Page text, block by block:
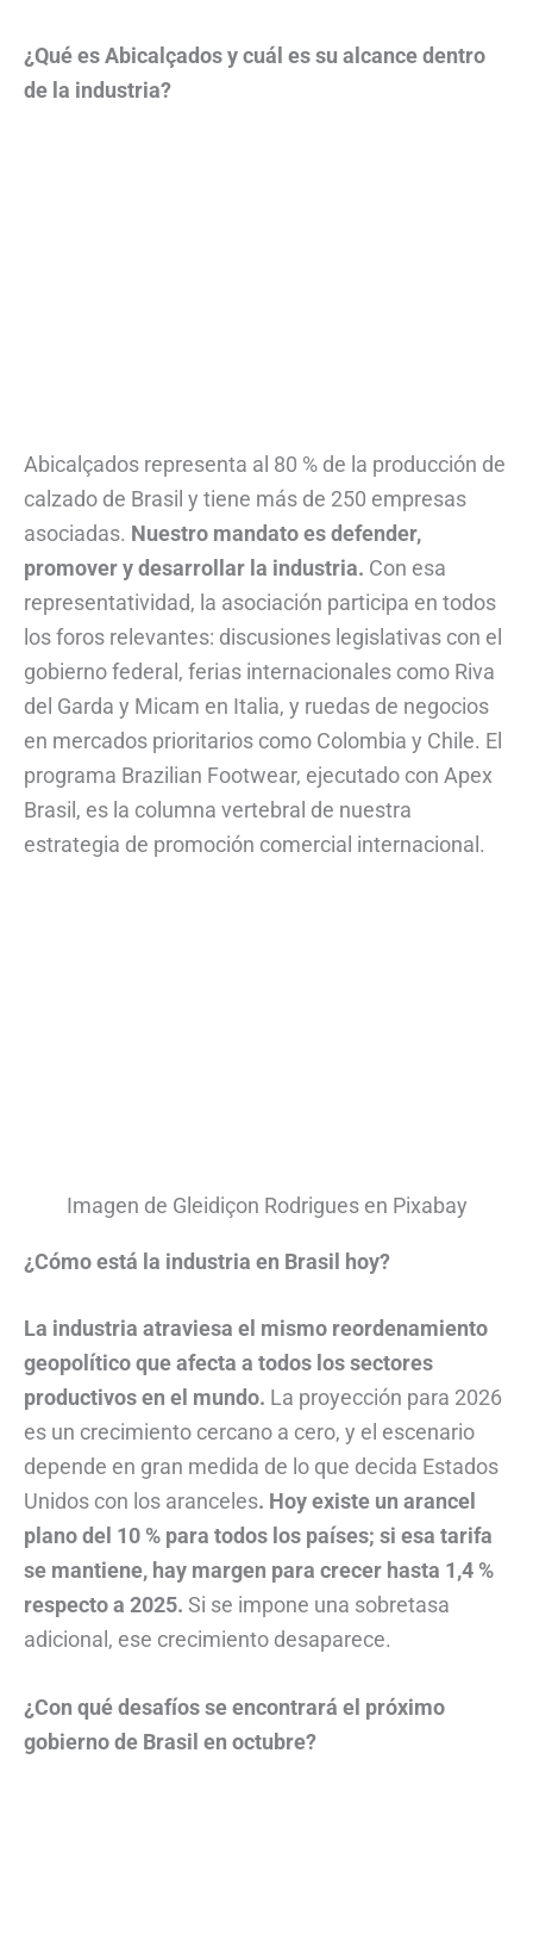
¿Qué es Abicalçados y cuál es su alcance dentro
de la industria?
Abicalçados representa al 80 % de la producción de
calzado de Brasil y tiene más de 250 empresas
asociadas. Nuestro mandato es defender,
promover y desarrollar la industria. Con esa
representatividad, la asociación participa en todos
los foros relevantes: discusiones legislativas con el
gobierno federal, ferias internacionales como Riva
del Garda y Micam en Italia, y ruedas de negocios
en mercados prioritarios como Colombia y Chile. El
programa Brazilian Footwear, ejecutado con Apex
Brasil, es la columna vertebral de nuestra
estrategia de promoción comercial internacional.
Imagen de Gleidiçon Rodrigues en Pixabay
¿Cómo está la industria en Brasil hoy?
La industria atraviesa el mismo reordenamiento
geopolítico que afecta a todos los sectores
productivos en el mundo. La proyección para 2026
es un crecimiento cercano a cero, y el escenario
depende en gran medida de lo que decida Estados
Unidos con los aranceles. Hoy existe un arancel
plano del 10 % para todos los países; si esa tarifa
se mantiene, hay margen para crecer hasta 1,4 %
respecto a 2025. Si se impone una sobretasa
adicional, ese crecimiento desaparece.
¿Con qué desafíos se encontrará el próximo
gobierno de Brasil en octubre?